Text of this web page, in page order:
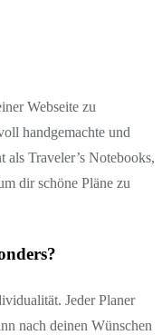
Webseite zu
handgemachte und
als Traveler’s Notebooks,
dir schöne Pläne zu
Jeder Planer
nach deinen Wünschen